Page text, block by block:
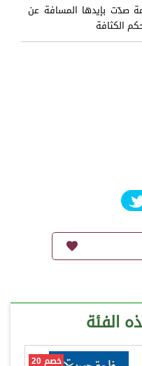
بإيدها المسافة عن
الكثافة
الفئة
خصم 20